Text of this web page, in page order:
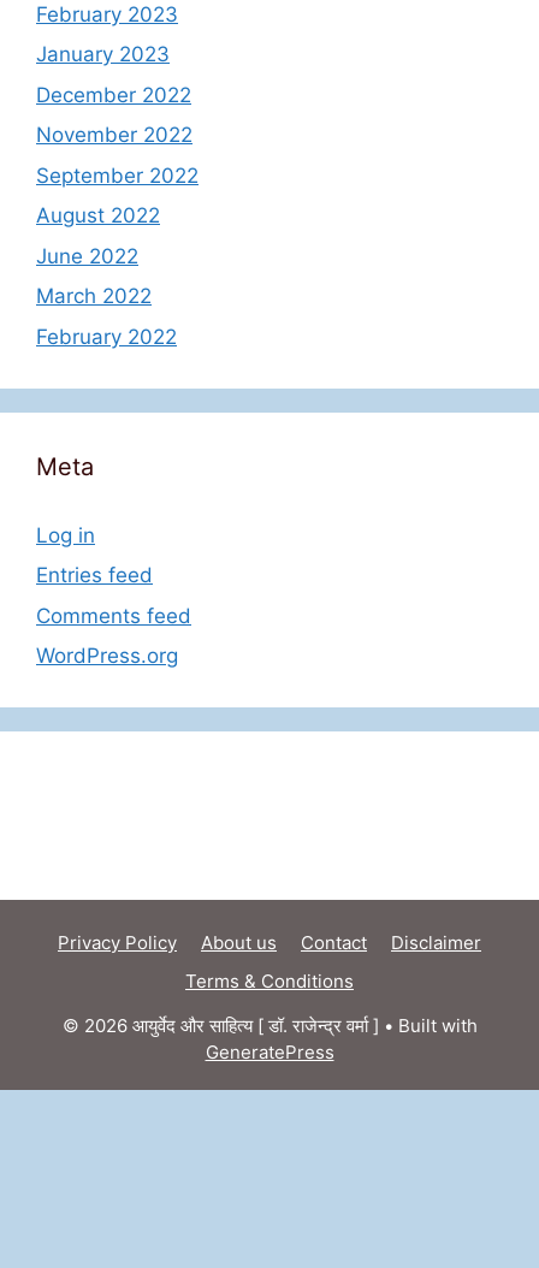
February 2023
January 2023
December 2022
November 2022
September 2022
August 2022
June 2022
March 2022
February 2022
Meta
Log in
Entries feed
Comments feed
WordPress.org
Privacy Policy About us Contact
Disclaimer
Terms & Conditions
© 2026 आयुर्वेद और साहित्य [ डॉ. राजेन्द्र वर्मा ] • Built with
GeneratePress